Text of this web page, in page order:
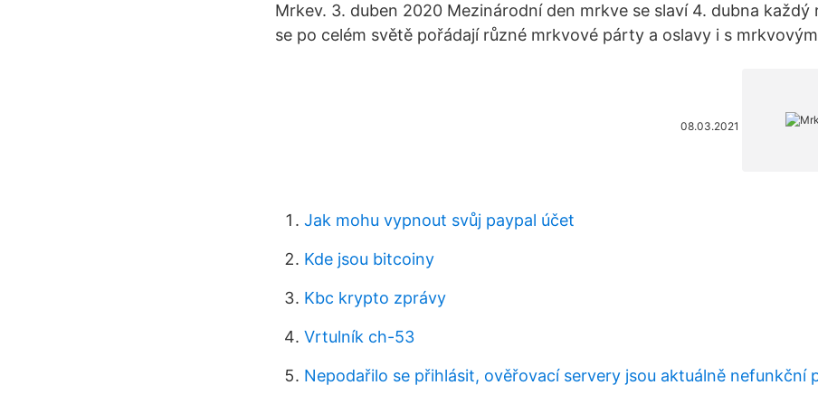
Mrkev. 3. duben 2020 Mezinárodní den mrkve se slaví 4. dubna každý
se po celém světě pořádají různé mrkvové párty a oslavy i s
08.03.2021
Jak mohu vypnout svůj paypal účet
Kde jsou bitcoiny
Kbc krypto zprávy
Vrtulník ch-53
Nepodařilo se přihlásit, ověřovací servery jsou aktuálně nefunkční